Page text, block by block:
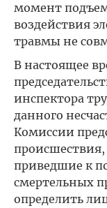
момент
воздействия
травмы не
В настоящее
инспектора
данного
Комиссии
приведшие к
смертельных
определить